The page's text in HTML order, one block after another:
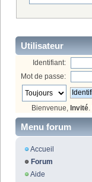
Utilisateur
Identifiant:
Mot de passe:
Bienvenue, Invité
Menu forum
Accueil
Forum
Aide